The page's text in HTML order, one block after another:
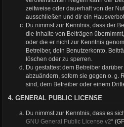
zeitweise oder dauerhaft von der
ausschließen und dir ein
Du nimmst zur Kenntnis, dass der
die Inhalte von Beiträgen
oder die er nicht zur Kenntnis
Betreiber, dein Benutzerkonto,
löschen oder zu sperren.
Du gestattest dem Betreiber
abzuändern, sofern sie gegen o. g.
sind, dem Betreiber oder einem
4. GENERAL PUBLIC LICENSE
Du nimmst zur Kenntnis, dass es
GNU General Public License v2“